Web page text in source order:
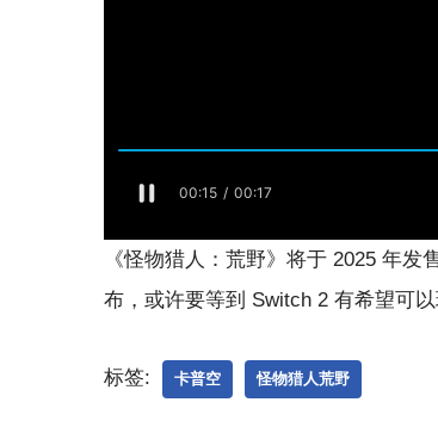
《怪物猎人：荒野》将于 2025 年
布，或许要等到 Switch 2 有希望可以
标签: 卡普空 怪物猎人荒野